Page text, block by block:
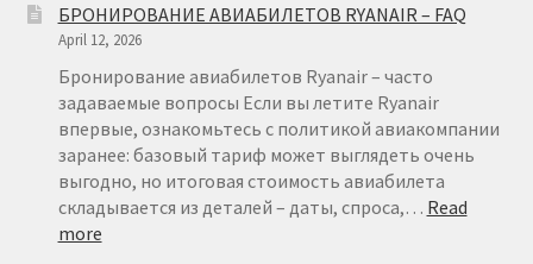
БРОНИРОВАНИЕ АВИАБИЛЕТОВ RYANAIR – FAQ
April 12, 2026
Бронирование авиабилетов Ryanair – часто
задаваемые вопросы Если вы летите Ryanair
впервые, ознакомьтесь с политикой авиакомпании
заранее: базовый тариф может выглядеть очень
выгодно, но итоговая стоимость авиабилета
складывается из деталей – даты, спроса,… Read
more: